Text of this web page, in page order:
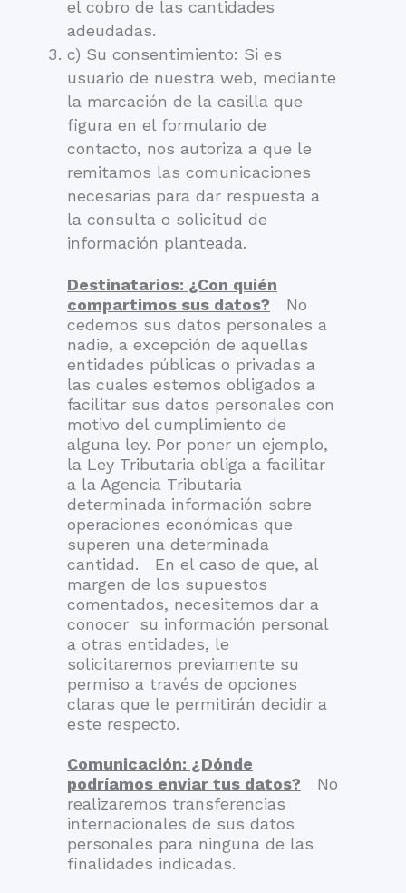
el cobro de las cantidades
adeudadas.
c) Su consentimiento: Si es
usuario de nuestra web, mediante
la marcación de la casilla que
figura en el formulario de
contacto, nos autoriza a que le
remitamos las comunicaciones
necesarias para dar respuesta a
la consulta o solicitud de
información planteada.
Destinatarios: ¿Con quién
compartimos sus datos? No
cedemos sus datos personales a
nadie, a excepción de aquellas
entidades públicas o privadas a
las cuales estemos obligados a
facilitar sus datos personales con
motivo del cumplimiento de
alguna ley. Por poner un ejemplo,
la Ley Tributaria obliga a facilitar
a la Agencia Tributaria
determinada información sobre
operaciones económicas que
superen una determinada
cantidad. En el caso de que, al
margen de los supuestos
comentados, necesitemos dar a
conocer su información personal
a otras entidades, le
solicitaremos previamente su
permiso a través de opciones
claras que le permitirán decidir a
este respecto.
Comunicación: ¿Dónde
podríamos enviar tus datos? No
realizaremos transferencias
internacionales de sus datos
personales para ninguna de las
finalidades indicadas.